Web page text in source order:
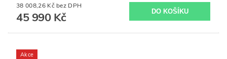
38 008,26 Kč bez DPH
45 990 Kč
Akce